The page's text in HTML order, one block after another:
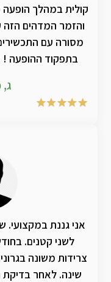
קולית במהלך
והזמר המדהים
מסורה עם
בתפקוד ההופעה
לזמר ענק
לשני קטנים.
צרידות משונה
שינה. לאחר בדיקת